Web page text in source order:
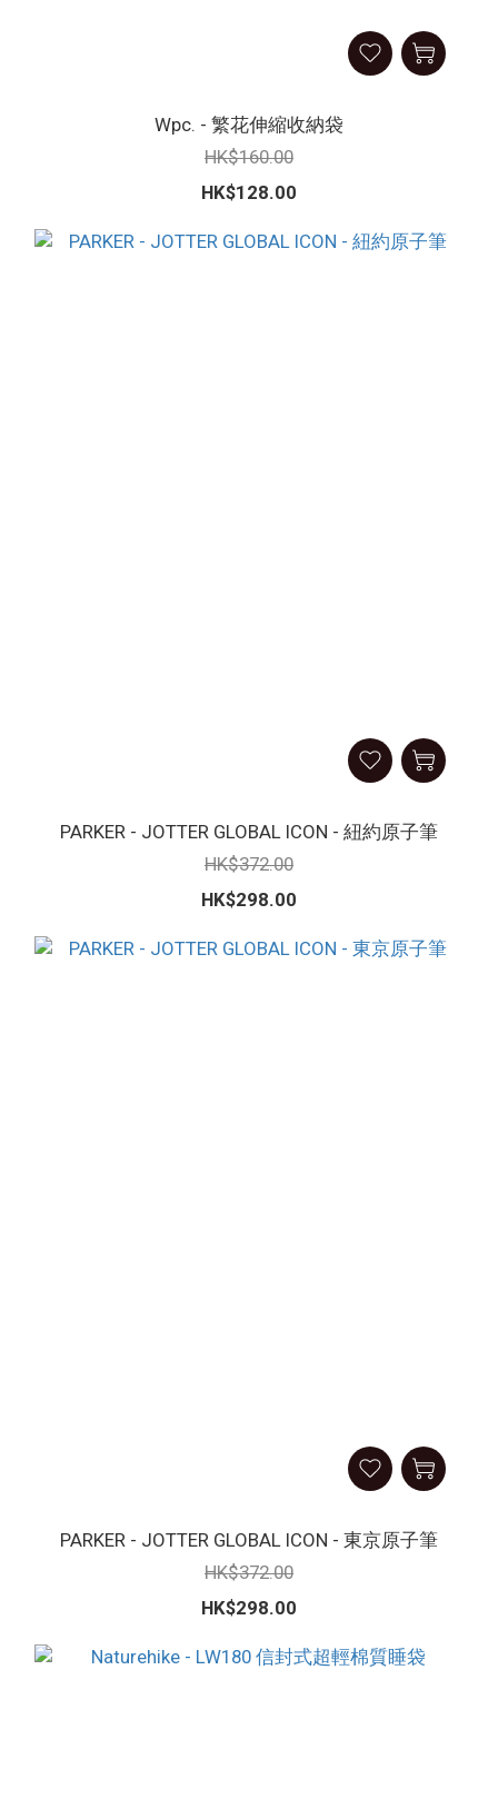
Wpc. - 繁花伸縮收納袋
HK$160.00
HK$128.00
PARKER - JOTTER GLOBAL ICON - 紐約原子筆
HK$372.00
HK$298.00
PARKER - JOTTER GLOBAL ICON - 東京原子筆
HK$372.00
HK$298.00